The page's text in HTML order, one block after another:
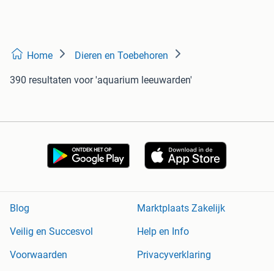
Home Dieren en Toebehoren
390 resultaten voor 'aquarium leeuwarden'
Blog
Marktplaats Zakelijk
Veilig en Succesvol
Help en Info
Voorwaarden
Privacyverklaring